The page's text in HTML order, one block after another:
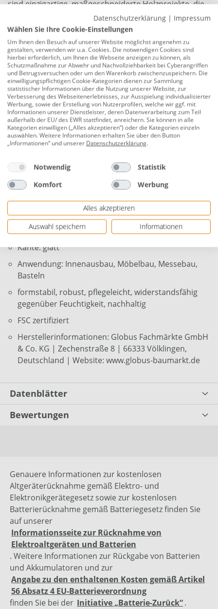
sind einzigartige, maßgeschneiderte Holzprojekte, die
durch die natürliche Schönheit der Akazie bestechen.
Unsere Primaster Leimholz Akazie 80 x 20 cm x 18 mm
ist nicht nur ästhetisch ansprechend, sondern auch
umweltfreundlich, da sie aus nachhaltig
bewirtschafteten Quellen stammt. Mit dieser
Holzplatte können Sie Ihre kreativen Ideen in die
Realität umsetzen und gleichzeitig einen Beitrag zur
Nachhaltigkeit leisten. Verleihen Sie Ihren Projekten
einen Hauch von Natur und Qualität mit unserer
Primaster Leimholz Akazie.
Länge: 80 cm
Breite: 20 cm
Stärke: 18 mm
Oberfläche: geschliffen, geölt
Farbe: natur
Kante: glatt
Anwendung: Innenausbau, Möbelbau, Messebau,
Basteln
formstabil, robust, pflegeleicht, widerstandsfähig
gegenüber Feuchtigkeit, nachhaltig
FSC zertifiziert
Herstellerinformationen: Globus Fachmärkte GmbH
& Co. KG | Zechenstraße 8 | 66333 Völklingen,
Deutschland | Website: www.globus-baumarkt.de
Datenblätter
Bewertungen
Genauere Informationen zur kostenlosen
Altgeräterücknahme gemäß Elektro- und
Elektronikgerätegesetz sowie zur kostenlosen
Batterierücknahme gemäß Batteriegesetz finden Sie
auf unserer
Informationsseite zur Rücknahme von
Elektroaltgeräten und Batterien
. Weitere Informationen zur Rückgabe von Batterien
und Akkumulatoren und zur
Angabe zu den enthaltenen Kosten gemäß Artikel
56 Absatz 4 EU-Batterieverordnung
finden Sie bei der Initiative „Batterie-Zurück“.
Datenschutzerklärung | Impressum
Wählen Sie Ihre Cookie-Einstellungen
Um Ihnen den Besuch auf unserer Website möglichst angenehm zu
gestalten, verwenden wir u.a. Cookies. Die notwendigen Cookies sind
hierbei erforderlich, um Ihnen die Webseite anzeigen zu können, als
Schutzmaßnahme zur Abwehr und Nachvollziehbarkeit bei Cyberangriffen
und Betrugsversuchen oder um den Warenkorb zwischenzuspeichern. Die
einwilligungspflichtigen Cookie-Kategorien dienen zur Sammlung
statistischer Informationen über die Nutzung unserer Website, zur
Verbesserung des Webseitenerlebnisses, zur Ausspielung individualisierter
Werbung, sowie der Erstellung von Nutzerprofilen, welche wir ggf. mit
Informationen unserer Dienstleister, deren Datenverarbeitung zum Teil
außerhalb der EU/ des EWR stattfindet, anreichern. Sie können in alle
Kategorien einwilligen („Alles akzeptieren“) oder die Kategorien einzeln
auswählen. Weitere Informationen erhalten Sie über den Button
„Informationen“ und unserer Datenschutzerklärung.
Notwendig
Statistik
Komfort
Werbung
Alles akzeptieren
Auswahl speichern
Informationen